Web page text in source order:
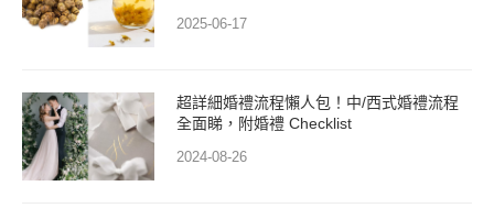
2025-06-17
超詳細婚禮流程懶人包！中/西式婚禮流程
全面睇，附婚禮 Checklist
2024-08-26